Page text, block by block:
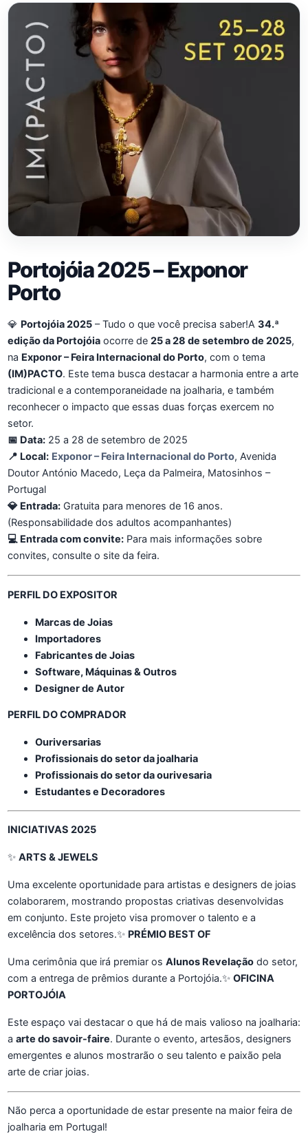
Portojóia 2025 – Exponor
Porto
💎 Portojóia 2025 – Tudo o que você precisa saber!A 34.ª
edição da Portojóia ocorre de 25 a 28 de setembro de 2025,
na Exponor – Feira Internacional do Porto, com o tema
(IM)PACTO. Este tema busca destacar a harmonia entre a arte
tradicional e a contemporaneidade na joalharia, e também
reconhecer o impacto que essas duas forças exercem no
setor.
📅 Data: 25 a 28 de setembro de 2025
📍 Local: Exponor – Feira Internacional do Porto, Avenida
Doutor António Macedo, Leça da Palmeira, Matosinhos –
Portugal
💎 Entrada: Gratuita para menores de 16 anos.
(Responsabilidade dos adultos acompanhantes)
💻 Entrada com convite: Para mais informações sobre
convites, consulte o site da feira.
PERFIL DO EXPOSITOR
Marcas de Joias
Importadores
Fabricantes de Joias
Software, Máquinas & Outros
Designer de Autor
PERFIL DO COMPRADOR
Ouriversarias
Profissionais do setor da joalharia
Profissionais do setor da ourivesaria
Estudantes e Decoradores
INICIATIVAS 2025
✨ ARTS & JEWELS
Uma excelente oportunidade para artistas e designers de joias
colaborarem, mostrando propostas criativas desenvolvidas
em conjunto. Este projeto visa promover o talento e a
excelência dos setores.✨ PRÉMIO BEST OF
Uma cerimônia que irá premiar os Alunos Revelação do setor,
com a entrega de prêmios durante a Portojóia.✨ OFICINA
PORTOJÓIA
Este espaço vai destacar o que há de mais valioso na joalharia:
a arte do savoir-faire. Durante o evento, artesãos, designers
emergentes e alunos mostrarão o seu talento e paixão pela
arte de criar joias.
Não perca a oportunidade de estar presente na maior feira de
joalharia em Portugal!